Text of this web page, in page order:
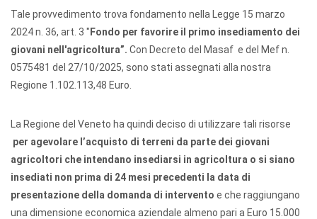
Tale provvedimento trova fondamento nella Legge 15 marzo
2024 n. 36, art. 3 " Fondo per favorire il primo insediamento dei
giovani nell'agricoltura”. Con Decreto del Masaf e del Mef n.
0575481 del 27/10/2025, sono stati assegnati alla nostra
Regione 1.102.113,48 Euro.
La Regione del Veneto ha quindi deciso di utilizzare tali risorse
per agevolare l’acquisto di terreni da parte dei giovani
agricoltori che intendano insediarsi in agricoltura o si siano
insediati non prima di 24 mesi precedenti la data di
presentazione della domanda di intervento e che raggiungano
una dimensione economica aziendale almeno pari a Euro 15.000